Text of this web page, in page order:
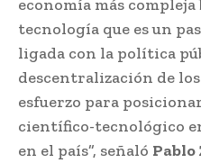
economía más
tecnología que es un
ligada con la política
descentralización de
esfuerzo para
científico-tecnológico
en el país”, señaló